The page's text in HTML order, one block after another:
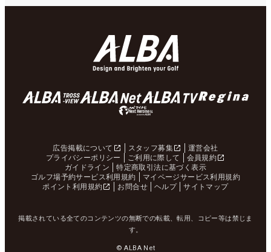
広告掲載について スタッフ募集
運営会社
プライバシーポリシー
ご利用に際して
会員規約
ガイドライン
特定商取引法に基づく表示
ゴルフ場予約サービス利用規約
マイページサービス利用規約
ポイント利用規約
お問合せ ヘルプ サイトマップ
掲載されている全てのコンテンツの無断での転載、転用、コピー等は禁じま
す。
© ALBA Net